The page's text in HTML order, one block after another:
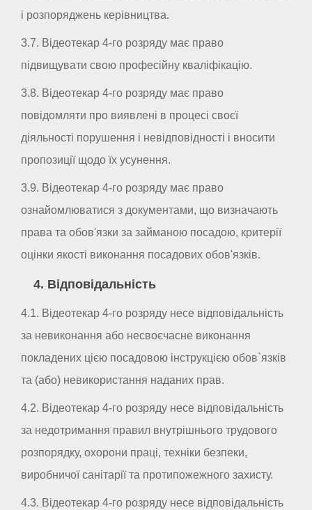
і розпоряджень керівництва.
3.7. Відеотекар 4-го розряду має право
підвищувати свою професійну кваліфікацію.
3.8. Відеотекар 4-го розряду має право
повідомляти про виявлені в процесі своєї
діяльності порушення і невідповідності і вносити
пропозиції щодо їх усунення.
3.9. Відеотекар 4-го розряду має право
ознайомлюватися з документами, що визначають
права та обов'язки за займаною посадою, критерії
оцінки якості виконання посадових обов'язків.
4. Відповідальність
4.1. Відеотекар 4-го розряду несе відповідальність
за невиконання або несвоєчасне виконання
покладених цією посадовою інструкцією обов`язків
та (або) невикористання наданих прав.
4.2. Відеотекар 4-го розряду несе відповідальність
за недотримання правил внутрішнього трудового
розпорядку, охорони праці, техніки безпеки,
виробничої санітарії та протипожежного захисту.
4.3. Відеотекар 4-го розряду несе відповідальність